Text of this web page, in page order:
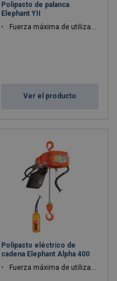
Polipasto de palanca
Elephant YII
Fuerza máxima de utilización WLL: 0.15 - 6.3 ton
Ver el producto
Polipasto eléctrico de
cadena Elephant Alpha 400
Fuerza máxima de utilización WLL: 0.15 - 0.5 ton